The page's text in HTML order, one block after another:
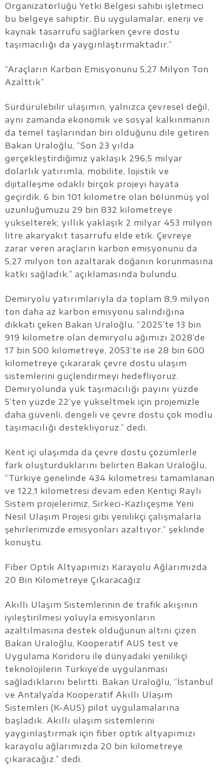
Organizatörlüğü Yetki Belgesi sahibi işletmeci
bu belgeye sahiptir. Bu uygulamalar, enerji ve
kaynak tasarrufu sağlarken çevre dostu
taşımacılığı da yaygınlaştırmaktadır.”
“Araçların Karbon Emisyonunu 5,27 Milyon Ton
Azalttık”
Sürdürülebilir ulaşımın, yalnızca çevresel değil,
aynı zamanda ekonomik ve sosyal kalkınmanın
da temel taşlarından biri olduğunu dile getiren
Bakan Uraloğlu, “Son 23 yılda
gerçekleştirdiğimiz yaklaşık 296,5 milyar
dolarlık yatırımla, mobilite, lojistik ve
dijitalleşme odaklı birçok projeyi hayata
geçirdik. 6 bin 101 kilometre olan bölünmüş yol
uzunluğumuzu 29 bin 832 kilometreye
yükselterek; yıllık yaklaşık 2 milyar 453 milyon
litre akaryakıt tasarrufu elde etik. Çevreye
zarar veren araçların karbon emisyonunu da
5,27 milyon ton azaltarak doğanın korunmasına
katkı sağladık.” açıklamasında bulundu.
Demiryolu yatırımlarıyla da toplam 8,9 milyon
ton daha az karbon emisyonu salındığına
dikkati çeken Bakan Uraloğlu, “2025’te 13 bin
919 kilometre olan demiryolu ağımızı 2028’de
17 bin 500 kilometreye, 2053’te ise 28 bin 600
kilometreye çıkararak çevre dostu ulaşım
sistemlerini güçlendirmeyi hedefliyoruz.
Demiryolunda yük taşımacılığı payını yüzde
5’ten yüzde 22’ye yükseltmek için projemizle
daha güvenli, dengeli ve çevre dostu çok modlu
taşımacılığı destekliyoruz.” dedi.
Kent içi ulaşımda da çevre dostu çözümlerle
fark oluşturduklarını belirten Bakan Uraloğlu,
“Türkiye genelinde 434 kilometresi tamamlanan
ve 122,1 kilometresi devam eden Kentiçi Raylı
Sistem projelerimiz, Sirkeci-Kazlıçeşme Yeni
Nesil Ulaşım Projesi gibi yenilikçi çalışmalarla
şehirlerimizde emisyonları azaltıyor.” şeklinde
konuştu.
Fiber Optik Altyapımızı Karayolu Ağlarımızda
20 Bin Kilometreye Çıkaracağız
Akıllı Ulaşım Sistemlerinin de trafik akışının
iyileştirilmesi yoluyla emisyonların
azaltılmasına destek olduğunun altını çizen
Bakan Uraloğlu, Kooperatif AUS test ve
Uygulama Koridoru ile dünyadaki yenilikçi
teknolojilerin Türkiye’de uygulanması
sağladıklarını belirtti. Bakan Uraloğlu, “İstanbul
ve Antalya’da Kooperatif Akıllı Ulaşım
Sistemleri (K-AUS) pilot uygulamalarına
başladık. Akıllı ulaşım sistemlerini
yaygınlaştırmak için fiber optik altyapımızı
karayolu ağlarımızda 20 bin kilometreye
çıkaracağız.” dedi.